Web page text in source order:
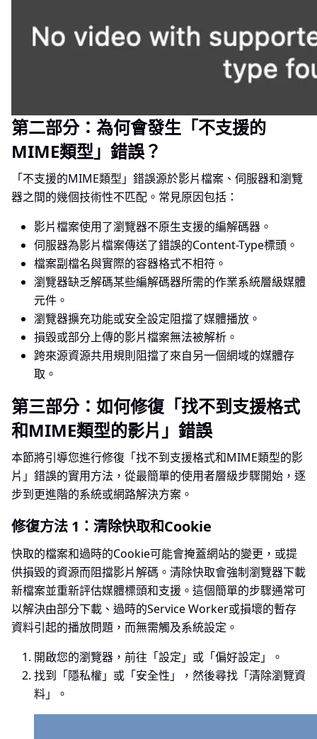
第二部分：為何會發生「不支援的
MIME類型」錯誤？
「不支援的MIME類型」錯誤源於影片檔案、伺服器和瀏覽
器之間的幾個技術性不匹配。常見原因包括：
影片檔案使用了瀏覽器不原生支援的編解碼器。
伺服器為影片檔案傳送了錯誤的Content-Type標頭。
檔案副檔名與實際的容器格式不相符。
瀏覽器缺乏解碼某些編解碼器所需的作業系統層級媒體
元件。
瀏覽器擴充功能或安全設定阻擋了媒體播放。
損毀或部分上傳的影片檔案無法被解析。
跨來源資源共用規則阻擋了來自另一個網域的媒體存
取。
第三部分：如何修復「找不到支援格式
和MIME類型的影片」錯誤
本節將引導您進行修復「找不到支援格式和MIME類型的影
片」錯誤的實用方法，從最簡單的使用者層級步驟開始，逐
步到更進階的系統或網路解決方案。
修復方法 1：清除快取和Cookie
快取的檔案和過時的Cookie可能會掩蓋網站的變更，或提
供損毀的資源而阻擋影片解碼。清除快取會強制瀏覽器下載
新檔案並重新評估媒體標頭和支援。這個簡單的步驟通常可
以解決由部分下載、過時的Service Worker或損壞的暫存
資料引起的播放問題，而無需觸及系統設定。
開啟您的瀏覽器，前往「設定」或「偏好設定」。
找到「隱私權」或「安全性」，然後尋找「清除瀏覽資
料」。